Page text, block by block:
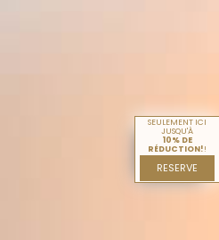
SEULEMENT ICI
JUSQU'À
10% DE
RÉDUCTION!!
RESERVE